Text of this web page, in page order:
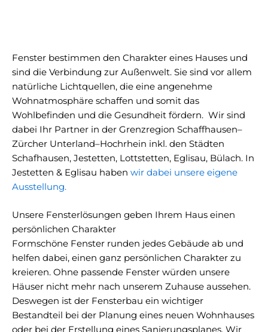
Fenster bestimmen den Charakter eines Hauses und
sind die Verbindung zur Außenwelt. Sie sind vor allem
natürliche Lichtquellen, die eine angenehme
Wohnatmosphäre schaffen und somit das
Wohlbefinden und die Gesundheit fördern. Wir sind
dabei Ihr Partner in der Grenzregion Schaffhausen–
Zürcher Unterland–Hochrhein inkl. den Städten
Schafhausen, Jestetten, Lottstetten, Eglisau, Bülach. In
Jestetten & Eglisau haben wir dabei unsere eigene
Ausstellung.
Unsere Fensterlösungen geben Ihrem Haus einen
persönlichen Charakter
Formschöne Fenster runden jedes Gebäude ab und
helfen dabei, einen ganz persönlichen Charakter zu
kreieren. Ohne passende Fenster würden unsere
Häuser nicht mehr nach unserem Zuhause aussehen.
Deswegen ist der Fensterbau ein wichtiger
Bestandteil bei der Planung eines neuen Wohnhauses
oder bei der Erstellung eines Sanierungsplanes. Wir